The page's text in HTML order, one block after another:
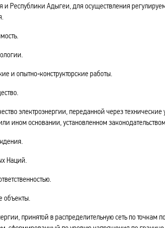
и Республики Адыгеи, для осуществления
и опытно‑конструкторские работы.
электроэнергии, переданной через
ином основании, установленном
Наций.
объекты.
принятой в распределительную сеть по точкам